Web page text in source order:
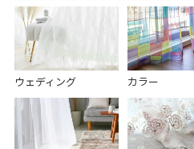
ウェディング カラー